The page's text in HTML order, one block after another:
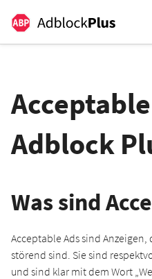
Adblock
Was sind
Acceptable Ads sind
störend sind. Sie sind
und sind klar mit dem Wort